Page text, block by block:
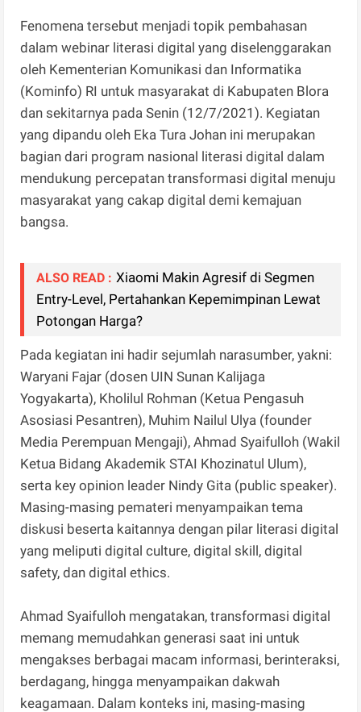
Fenomena tersebut menjadi topik pembahasan
dalam webinar literasi digital yang diselenggarakan
oleh Kementerian Komunikasi dan Informatika
(Kominfo) RI untuk masyarakat di Kabupaten Blora
dan sekitarnya pada Senin (12/7/2021). Kegiatan
yang dipandu oleh Eka Tura Johan ini merupakan
bagian dari program nasional literasi digital dalam
mendukung percepatan transformasi digital menuju
masyarakat yang cakap digital demi kemajuan
bangsa.
ALSO READ : Xiaomi Makin Agresif di Segmen
Entry-Level, Pertahankan Kepemimpinan Lewat
Potongan Harga?
Pada kegiatan ini hadir sejumlah narasumber, yakni:
Waryani Fajar (dosen UIN Sunan Kalijaga
Yogyakarta), Kholilul Rohman (Ketua Pengasuh
Asosiasi Pesantren), Muhim Nailul Ulya (founder
Media Perempuan Mengaji), Ahmad Syaifulloh (Wakil
Ketua Bidang Akademik STAI Khozinatul Ulum),
serta key opinion leader Nindy Gita (public speaker).
Masing-masing pemateri menyampaikan tema
diskusi beserta kaitannya dengan pilar literasi digital
yang meliputi digital culture, digital skill, digital
safety, dan digital ethics.
Ahmad Syaifulloh mengatakan, transformasi digital
memang memudahkan generasi saat ini untuk
mengakses berbagai macam informasi, berinteraksi,
berdagang, hingga menyampaikan dakwah
keagamaan. Dalam konteks ini, masing-masing